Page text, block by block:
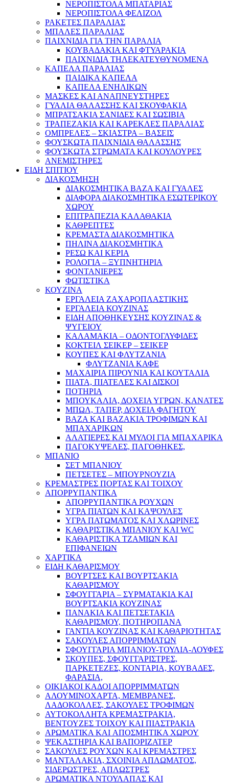
ΝΕΡΟΠΙΣΤΟΛΑ ΜΠΑΤΑΡΙΑΣ
ΝΕΡΟΠΙΣΤΟΛΑ ΦΕΛΙΖΟΛ
ΡΑΚΕΤΕΣ ΠΑΡΑΛΙΑΣ
ΜΠΑΛΕΣ ΠΑΡΑΛΙΑΣ
ΠΑΙΧΝΙΔΙΑ ΓΙΑ ΤΗΝ ΠΑΡΑΛΙΑ
ΚΟΥΒΑΔΑΚΙΑ ΚΑΙ ΦΤΥΑΡΑΚΙΑ
ΠΑΙΧΝΙΔΙΑ ΤΗΛΕΚΑΤΕΥΘΥΝΟΜΕΝΑ
ΚΑΠΕΛΑ ΠΑΡΑΛΙΑΣ
ΠΑΙΔΙΚΑ ΚΑΠΕΛΑ
ΚΑΠΕΛΑ ΕΝΗΛΙΚΩΝ
ΜΑΣΚΕΣ ΚΑΙ ΑΝΑΠΝΕΥΣΤΗΡΕΣ
ΓΥΑΛΙΑ ΘΑΛΑΣΣΗΣ ΚΑΙ ΣΚΟΥΦΑΚΙΑ
ΜΠΡΑΤΣΑΚΙΑ ΣΑΝΙΔΕΣ ΚΑΙ ΣΩΣΙΒΙΑ
ΤΡΑΠΕΖΑΚΙΑ ΚΑΙ ΚΑΡΕΚΛΕΣ ΠΑΡΑΛΙΑΣ
ΟΜΠΡΕΛΕΣ – ΣΚΙΑΣΤΡΑ – ΒΑΣΕΙΣ
ΦΟΥΣΚΩΤΑ ΠΑΙΧΝΙΔΙΑ ΘΑΛΑΣΣΗΣ
ΦΟΥΣΚΩΤΑ ΣΤΡΩΜΑΤΑ ΚΑΙ ΚΟΥΛΟΥΡΕΣ
ΑΝΕΜΙΣΤΗΡΕΣ
ΕΙΔΗ ΣΠΙΤΙΟΥ
ΔΙΑΚΟΣΜΗΣΗ
ΔΙΑΚΟΣΜΗΤΙΚΑ ΒΑΖΑ ΚΑΙ ΓΥΑΛΕΣ
ΔΙΑΦΟΡΑ ΔΙΑΚΟΣΜΗΤΙΚΑ ΕΣΩΤΕΡΙΚΟΥ
ΧΩΡΟΥ
ΕΠΙΤΡΑΠΕΖΙΑ ΚΑΛΑΘΑΚΙΑ
ΚΑΘΡΕΠΤΕΣ
ΚΡΕΜΑΣΤΑ ΔΙΑΚΟΣΜΗΤΙΚΑ
ΠΗΛΙΝΑ ΔΙΑΚΟΣΜΗΤΙΚΑ
ΡΕΣΩ ΚΑΙ ΚΕΡΙΑ
ΡΟΛΟΓΙΑ – ΞΥΠΝΗΤΗΡΙΑ
ΦΟΝΤΑΝΙΕΡΕΣ
ΦΩΤΙΣΤΙΚΑ
ΚΟΥΖΙΝΑ
ΕΡΓΑΛΕΙΑ ΖΑΧΑΡΟΠΛΑΣΤΙΚΗΣ
ΕΡΓΑΛΕΙΑ ΚΟΥΖΙΝΑΣ
ΕΙΔΗ ΑΠΟΘΗΚΕΥΣΗΣ ΚΟΥΖΙΝΑΣ &
ΨΥΓΕΙΟΥ
ΚΑΛΑΜΑΚΙΑ – ΟΔΟΝΤΟΓΛΥΦΙΔΕΣ
ΚΟΚΤΕΙΛ ΣΕΙΚΕΡ – ΣΕΙΚΕΡ
ΚΟΥΠΕΣ ΚΑΙ ΦΛΥΤΖΑΝΙΑ
ΦΛΥΤΖΑΝΙΑ ΚΑΦΕ
ΜΑΧΑΙΡΙΑ ΠΙΡΟΥΝΙΑ ΚΑΙ ΚΟΥΤΑΛΙΑ
ΠΙΑΤΑ, ΠΙΑΤΕΛΕΣ ΚΑΙ ΔΙΣΚΟΙ
ΠΟΤΗΡΙΑ
ΜΠΟΥΚΑΛΙΑ, ΔΟΧΕΙΑ ΥΓΡΩΝ, ΚΑΝΑΤΕΣ
ΜΠΩΛ, ΤΑΠΕΡ, ΔΟΧΕΙΑ ΦΑΓΗΤΟΥ
ΒΑΖΑ ΚΑΙ ΒΑΖΑΚΙΑ ΤΡΟΦΙΜΩΝ ΚΑΙ
ΜΠΑΧΑΡΙΚΩΝ
ΑΛΑΤΙΕΡΕΣ ΚΑΙ ΜΥΛΟΙ ΓΙΑ ΜΠΑΧΑΡΙΚΑ
ΠΑΓΟΚΥΨΕΛΕΣ, ΠΑΓΟΘΗΚΕΣ,
ΜΠΑΝΙΟ
ΣΕΤ ΜΠΑΝΙΟΥ
ΠΕΤΣΕΤΕΣ – ΜΠΟΥΡΝΟΥΖΙΑ
ΚΡΕΜΑΣΤΡΕΣ ΠΟΡΤΑΣ ΚΑΙ ΤΟΙΧΟΥ
ΑΠΟΡΡΥΠΑΝΤΙΚΑ
ΑΠΟΡΡΥΠΑΝΤΙΚΑ ΡΟΥΧΩΝ
ΥΓΡΑ ΠΙΑΤΩΝ ΚΑΙ ΚΑΨΟΥΛΕΣ
ΥΓΡΑ ΠΑΤΩΜΑΤΟΣ ΚΑΙ ΧΛΩΡΙΝΕΣ
ΚΑΘΑΡΙΣΤΙΚΑ ΜΠΑΝΙΟΥ ΚΑΙ WC
ΚΑΘΑΡΙΣΤΙΚΑ ΤΖΑΜΙΩΝ ΚΑΙ
ΕΠΙΦΑΝΕΙΩΝ
ΧΑΡΤΙΚΑ
ΕΙΔΗ ΚΑΘΑΡΙΣΜΟΥ
ΒΟΥΡΤΣΕΣ ΚΑΙ ΒΟΥΡΤΣΑΚΙΑ
ΚΑΘΑΡΙΣΜΟΥ
ΣΦΟΥΓΓΑΡΙΑ – ΣΥΡΜΑΤΑΚΙΑ ΚΑΙ
ΒΟΥΡΤΣΑΚΙΑ ΚΟΥΖΙΝΑΣ
ΠΑΝΑΚΙΑ ΚΑΙ ΠΕΤΣΕΤΑΚΙΑ
ΚΑΘΑΡΙΣΜΟΥ, ΠΟΤΗΡΟΠΑΝΑ
ΓΑΝΤΙΑ ΚΟΥΖΙΝΑΣ ΚΑΙ ΚΑΘΑΡΙΟΤΗΤΑΣ
ΣΑΚΟΥΛΕΣ ΑΠΟΡΡΙΜΜΑΤΩΝ
ΣΦΟΥΓΓΑΡΙΑ ΜΠΑΝΙΟΥ-ΤΟΥΛΙΑ-ΛΟΥΦΕΣ
ΣΚΟΥΠΕΣ, ΣΦΟΥΓΓΑΡΙΣΤΡΕΣ,
ΠΑΡΚΕΤΕΖΕΣ, ΚΟΝΤΑΡΙΑ, ΚΟΥΒΑΔΕΣ,
ΦΑΡΑΣΙΑ,
ΟΙΚΙΑΚΟΙ ΚΑΔΟΙ ΑΠΟΡΡΙΜΜΑΤΩΝ
ΑΛΟΥΜΙΝΟΧΑΡΤΑ, ΜΕΜΒΡΑΝΕΣ,
ΛΑΔΟΚΟΛΛΕΣ, ΣΑΚΟΥΛΕΣ ΤΡΟΦΙΜΩΝ
ΑΥΤΟΚΟΛΛΗΤΑ ΚΡΕΜΑΣΤΡΑΚΙΑ,
ΒΕΝΤΟΥΖΕΣ ΤΟΙΧΟΥ ΚΑΙ ΠΙΑΣΤΡΑΚΙΑ
ΑΡΩΜΑΤΙΚΑ KAI ΑΠΟΣΜΗΤΙΚΑ ΧΩΡΟΥ
ΨΕΚΑΣΤΗΡΙΑ ΚΑΙ ΒΑΠΟΡΙΖΑΤΕΡ
ΣΑΚΟΥΛΕΣ ΡΟΥΧΩΝ ΚΑΙ ΚΡΕΜΑΣΤΡΕΣ
ΜΑΝΤΑΛΑΚΙΑ, ΣΧΟΙΝΙΑ ΑΠΛΩΜΑΤΟΣ,
ΣΙΔΕΡΩΣΤΡΕΣ, ΑΠΛΩΣΤΡΕΣ
ΑΡΩΜΑΤΙΚΑ ΝΤΟΥΛΑΠΑΣ ΚΑΙ